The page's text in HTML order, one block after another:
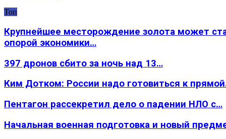
Топ
Крупнейшее месторождение золота может
опорой экономики…
397 дронов сбито за ночь над 13…
Ким Дотком: России надо готовиться к
Пентагон рассекретил дело о падении НЛО с…
Начальная военная подготовка и новый